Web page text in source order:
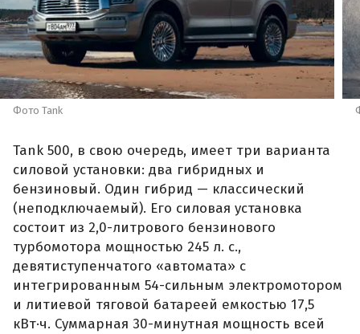
Фото Tank
Tank 500, в свою очередь, имеет три варианта
силовой установки: два гибридных и
бензиновый. Один гибрид — классический
(неподключаемый). Его силовая установка
состоит из 2,0-литрового бензинового
турбомотора мощностью 245 л. с.,
девятиступенчатого «автомата» с
интегрированным 54-сильным электромотором
и литиевой тяговой батареей емкостью 17,5
кВт·ч. Суммарная 30-минутная мощность всей